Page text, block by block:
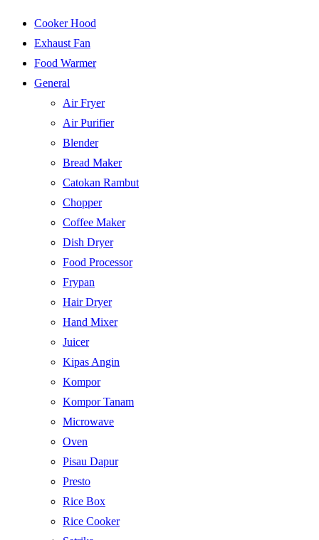
Cooker Hood
Exhaust Fan
Food Warmer
General
Air Fryer
Air Purifier
Blender
Bread Maker
Catokan Rambut
Chopper
Coffee Maker
Dish Dryer
Food Processor
Frypan
Hair Dryer
Hand Mixer
Juicer
Kipas Angin
Kompor
Kompor Tanam
Microwave
Oven
Pisau Dapur
Presto
Rice Box
Rice Cooker